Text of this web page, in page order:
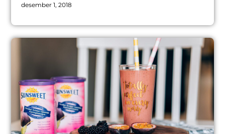
desember 1, 2018